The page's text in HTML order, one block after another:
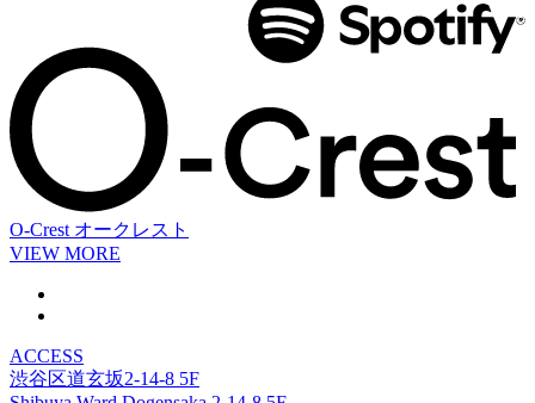
O-Crest オークレスト
VIEW MORE
ACCESS
渋谷区道玄坂2-14-8 5F